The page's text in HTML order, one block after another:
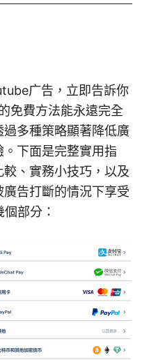
广告，立即告訴你
免費方法能永遠完全
多種策略顯著降低廣
下面是完整實用指
、實務小技巧，以及
告打斷的情況下享受
部分：